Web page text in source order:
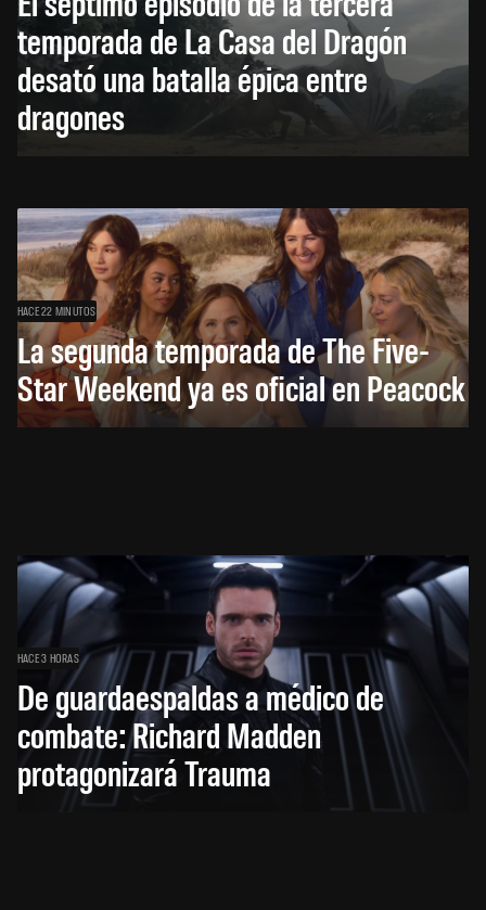
temporada de La Casa del Dragón
desató una batalla épica entre
dragones
HACE 22 MINUTOS
La segunda temporada de The Five-
Star Weekend ya es oficial en Peacock
HACE 3 HORAS
De guardaespaldas a médico de
combate: Richard Madden
protagonizará Trauma